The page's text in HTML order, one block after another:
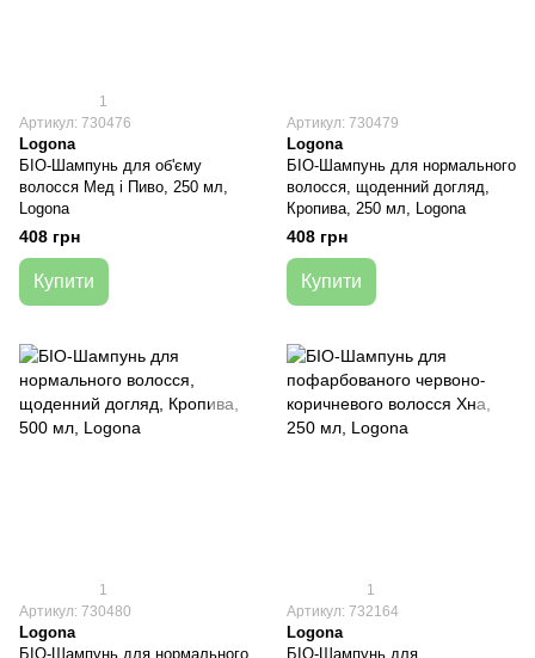
1
Артикул: 730476
Logona
БІО-Шампунь для об'єму
волосся Мед і Пиво, 250 мл,
Logona
408 грн
Купити
Артикул: 730479
Logona
БІО-Шампунь для нормального
волосся, щоденний догляд,
Кропива, 250 мл, Logona
408 грн
Купити
1
Артикул: 730480
Logona
БІО-Шампунь для нормального
1
Артикул: 732164
Logona
БІО-Шампунь для